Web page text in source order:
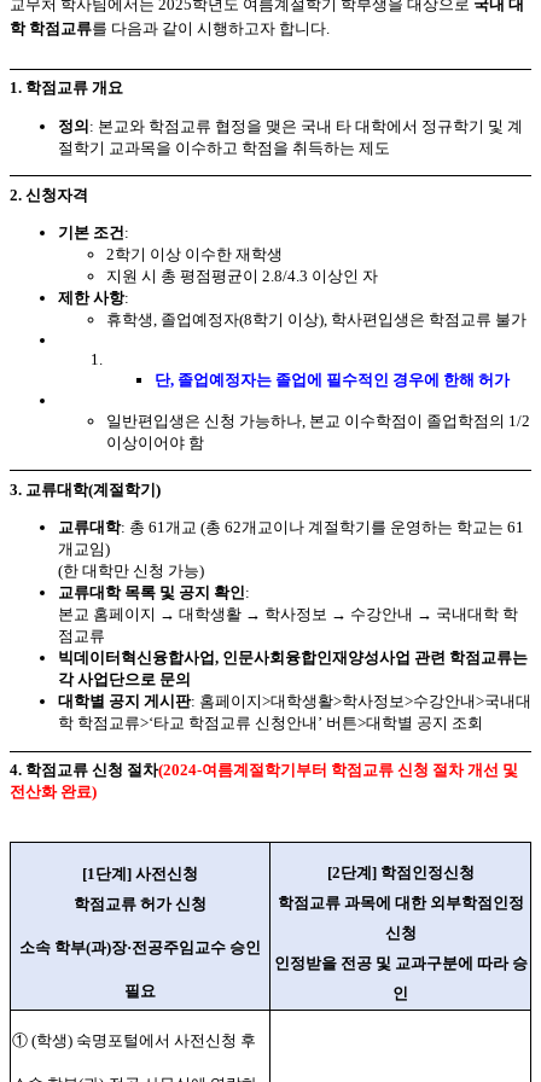
교무처 학사팀에서는 2025학년도 여름계절학기 학부생을 대상으로 국내 대
학 학점교류를 다음과 같이 시행하고자 합니다.
1. 학점교류 개요
정의 : 본교와 학점교류 협정을 맺은 국내 타 대학에서 정규학기 및 계
절학기 교과목을 이수하고 학점을 취득하는 제도
2. 신청자격
기본 조건:
2학기 이상 이수한 재학생
지원 시 총 평점평균이 2.8/4.3 이상인 자
제한 사항:
휴학생, 졸업예정자(8학기 이상), 학사편입생은 학점교류 불가
단, 졸업예정자는 졸업에 필수적인 경우에 한해 허가
일반편입생은 신청 가능하나, 본교 이수학점이 졸업학점의 1/2
이상이어야 함
3. 교류대학(계절학기)
교류대학: 총 61개교 (총 62개교이나 계절학기를 운영하는 학교는 61
개교임)
(한 대학만 신청 가능)
교류대학 목록 및 공지 확인:
본교 홈페이지 → 대학생활 → 학사정보 → 수강안내 → 국내대학 학
점교류
빅데이터혁신융합사업, 인문사회융합인재양성사업 관련 학점교류는
각 사업단으로 문의
대학별 공지 게시판: 홈페이지>대학생활>학사정보>수강안내>국내대
학 학점교류>‘타교 학점교류 신청안내’ 버튼>대학별 공지 조회
4. 학점교류 신청 절차(2024-여름계절학기부터 학점교류 신청 절차 개선 및
전산화 완료)
[1단계 ] 사전신청
학점교류 허가 신청
소속 학부(과)장·전공주임교수 승인
필요
[2단계 ] 학점인정신청
학점교류 과목에 대한 외부학점인정
신청
인정받을 전공 및 교과구분에 따라 승
인
① (학생) 숙명포털에서 사전신청 후